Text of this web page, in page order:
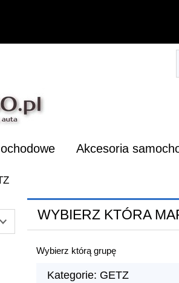
Akcesoria
WYBIERZ KTÓRA
Wybierz którą grupę
Kategorie: GETZ